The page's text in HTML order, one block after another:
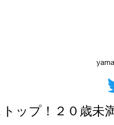
トップ！２０歳未